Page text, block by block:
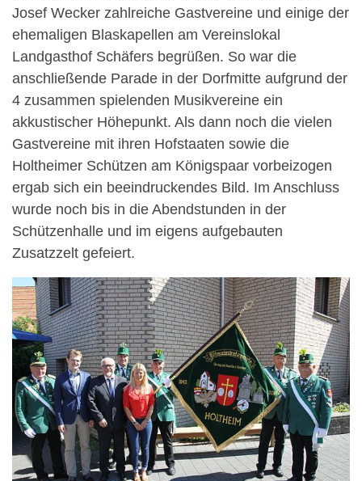
Josef Wecker zahlreiche Gastvereine und einige der
ehemaligen Blaskapellen am Vereinslokal
Landgasthof Schäfers begrüßen. So war die
anschließende Parade in der Dorfmitte aufgrund der
4 zusammen spielenden Musikvereine ein
akkustischer Höhepunkt. Als dann noch die vielen
Gastvereine mit ihren Hofstaaten sowie die
Holtheimer Schützen am Königspaar vorbeizogen
ergab sich ein beeindruckendes Bild. Im Anschluss
wurde noch bis in die Abendstunden in der
Schützenhalle und im eigens aufgebauten
Zusatzzelt gefeiert.